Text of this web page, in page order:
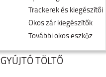
Trackerek és kiegészítői
Okos zár kiegészítők
További okos eszköz
TÖLTŐ